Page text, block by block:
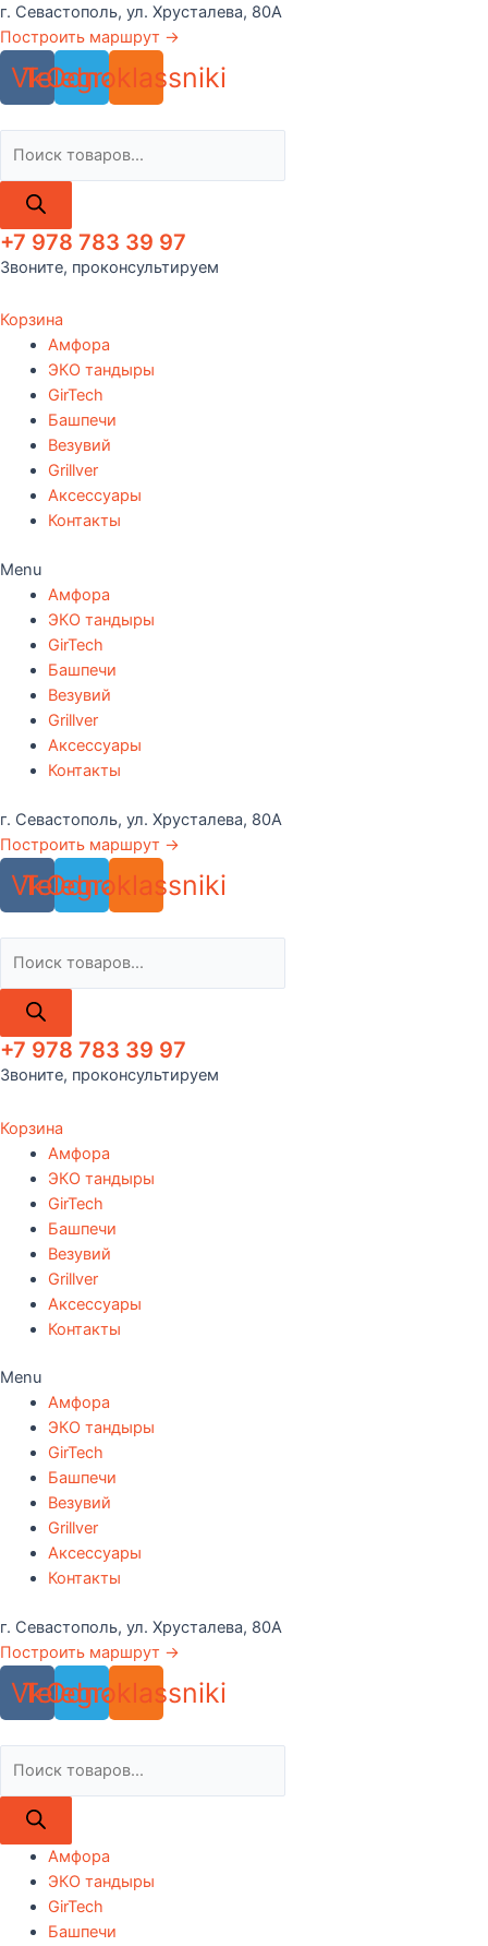
Перейти
к
содержимому
г. Севастополь, ул. Хрусталева, 80А
Построить маршрут →
Vk
Telegram
Odnoklassniki
товаров
+7 978 783 39 97
Звоните, проконсультируем
Корзина
Амфора
ЭКО тандыры
GirTech
Башпечи
Везувий
Grillver
Аксессуары
Контакты
Menu
Амфора
ЭКО тандыры
GirTech
Башпечи
Везувий
Grillver
Аксессуары
Контакты
г. Севастополь, ул. Хрусталева, 80А
Построить маршрут →
Vk
Telegram
Odnoklassniki
товаров
+7 978 783 39 97
Звоните, проконсультируем
Корзина
Амфора
ЭКО тандыры
GirTech
Башпечи
Везувий
Grillver
Аксессуары
Контакты
Menu
Амфора
ЭКО тандыры
GirTech
Башпечи
Везувий
Grillver
Аксессуары
Контакты
г. Севастополь, ул. Хрусталева, 80А
Построить маршрут →
Vk
Telegram
Odnoklassniki
товаров
Амфора
ЭКО тандыры
GirTech
Башпечи